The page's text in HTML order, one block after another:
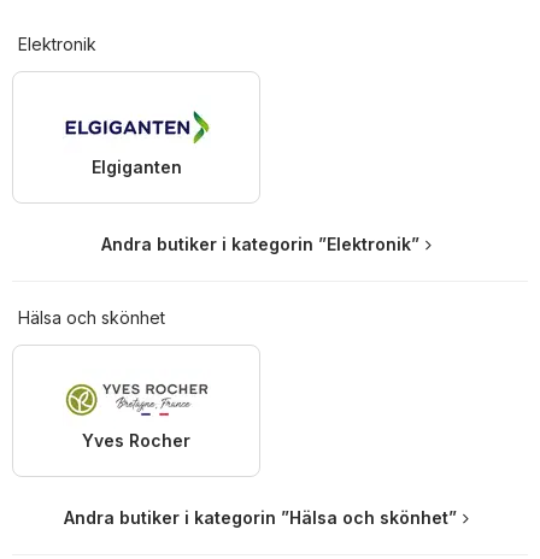
Elektronik
Elgiganten
Andra butiker i kategorin ”Elektronik”
Hälsa och skönhet
Yves Rocher
Andra butiker i kategorin ”Hälsa och skönhet”